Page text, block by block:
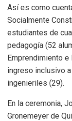
Así es como
Socialmente
estudiantes de
pedagogía (52
Emprendimiento e
ingreso inclusivo
ingenieriles (29).
En la ceremonia,
Gronemeyer de